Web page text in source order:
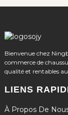
Bienvenue chez
commerce de
qualité et rentables
LIENS
À Propos De